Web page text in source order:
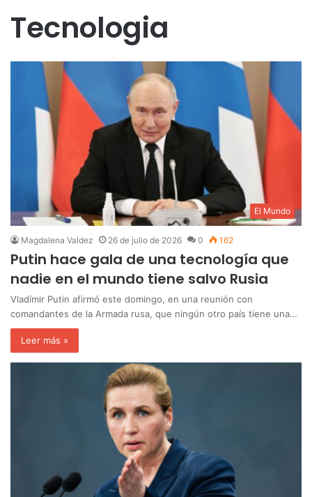
Tecnologia
El Mundo
Magdalena Valdez 26 de julio de 2026 0 162
Putin hace gala de una tecnología que
nadie en el mundo tiene salvo Rusia
Vladímir Putin afirmó este domingo, en una reunión con
comandantes de la Armada rusa, que ningún otro país tiene una…
Leer más »